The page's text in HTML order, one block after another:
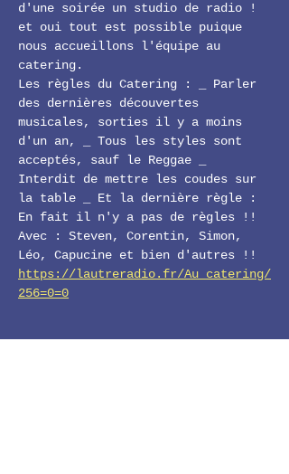
d'une soirée un studio de radio !
et oui tout est possible puique
nous accueillons l'équipe au
catering.
Les règles du Catering : _ Parler
des dernières découvertes
musicales, sorties il y a moins
d'un an, _ Tous les styles sont
acceptés, sauf le Reggae _
Interdit de mettre les coudes sur
la table _ Et la dernière règle :
En fait il n'y a pas de règles !!
Avec : Steven, Corentin, Simon,
Léo, Capucine et bien d'autres !!
https://lautreradio.fr/Au_catering/
256=0=0